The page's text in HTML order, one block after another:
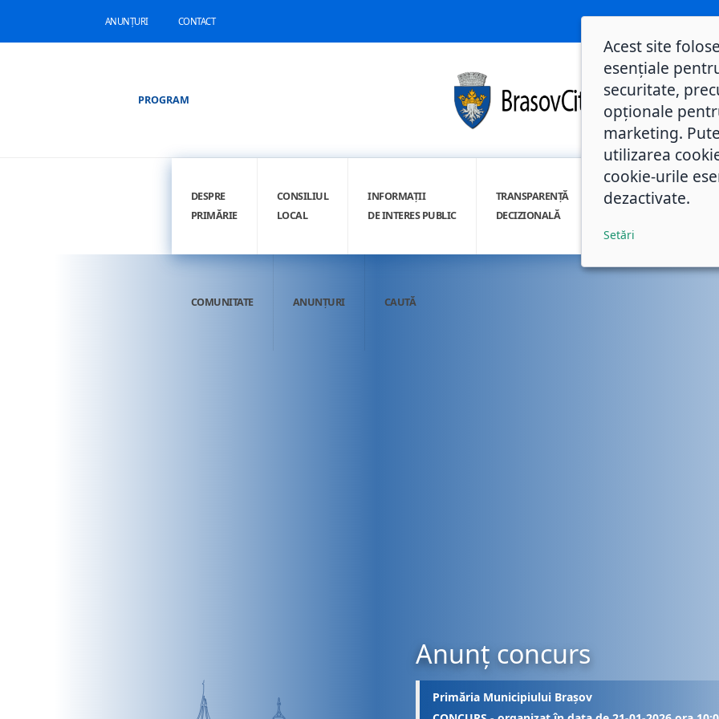
ANUNȚURI CONTACT
PROGRAM
DESPRE
PRIMĂRIE
CONSILIUL
LOCAL
INFORMAȚII
DE INTERES PUBLIC
TRANSPARENȚĂ
DECIZIONALĂ
INTEGRITATE
COMUNITATE ANUNȚURI CAUTĂ
Anunț concurs
Primăria Municipiului Brașov
Acest site
esențiale
securitate,
opționale
marketing.
utilizarea
cookie-urile
dezactivate.
Setări